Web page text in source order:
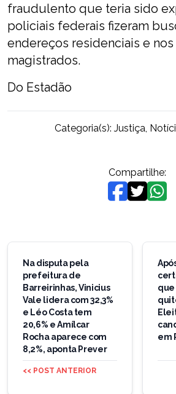
fraudulento que teria sido
policiais federais fizeram
endereços residenciais e
magistrados.
Do Estadão
Categoria(s): Justiça,
Compartilhe:
Navegação
Post
Na disputa pela
prefeitura de
Barreirinhas, Vinicius
Vale lidera com 32,3%
e Léo Costa tem
20,6% e Amílcar
Rocha aparece com
8,2%, aponta Prever
<< POST ANTERIOR
que
em